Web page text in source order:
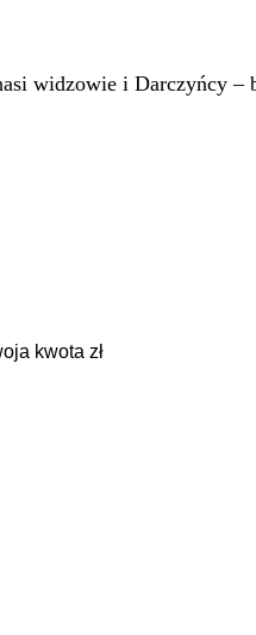
widzowie i Darczyńcy –